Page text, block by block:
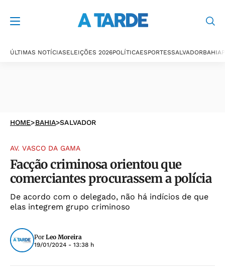
ÚLTIMAS NOTÍCIASELEIÇÕES 2026POLÍTICAESPORTESSALVADORBAHIA
HOME>BAHIA>SALVADOR
AV. VASCO DA GAMA
Facção criminosa orientou que
comerciantes procurassem a polícia
De acordo com o delegado, não há indícios de que
elas integrem grupo criminoso
Por Leo Moreira
19/01/2024 - 13:38 h